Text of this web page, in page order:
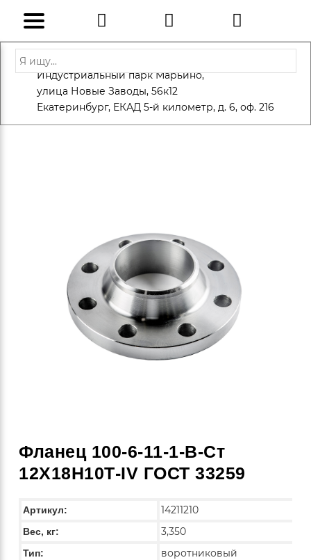
+7 (812) 600-10-15
info@eversteel.ru
Адрес: Санкт-Петербург, Петергоф,
Индустриальный парк Марьино,
улица Новые Заводы, 56к12
Екатеринбург, ЕКАД 5-й километр, д. 6, оф. 216
ЗАКАЗАТЬ ЗВОНОК
Фланец 100-6-11-1-B-Ст
12Х18Н10Т-IV ГОСТ 33259
Артикул: 14211210
Вес, кг: 3,350
Тип: воротниковый